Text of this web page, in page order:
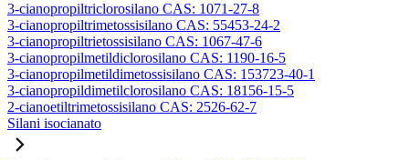
3-cianopropiltriclorosilano CAS: 1071-27-8
3-cianopropiltrimetossisilano CAS: 55453-24-2
3-cianopropiltrietossisilano CAS: 1067-47-6
3-cianopropilmetildiclorosilano CAS: 1190-16-5
3-cianopropilmetildimetossisilano CAS: 153723-40-1
3-cianopropildimetilclorosilano CAS: 18156-15-5
2-cianoetiltrimetossisilano CAS: 2526-62-7
Silani isocianato